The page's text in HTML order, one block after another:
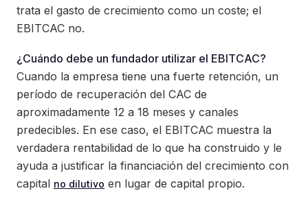
trata el gasto de crecimiento como un coste; el
EBITCAC no.
¿Cuándo debe un fundador utilizar el EBITCAC?
Cuando la empresa tiene una fuerte retención, un
período de recuperación del CAC de
aproximadamente 12 a 18 meses y canales
predecibles. En ese caso, el EBITCAC muestra la
verdadera rentabilidad de lo que ha construido y le
ayuda a justificar la financiación del crecimiento con
capital no dilutivo en lugar de capital propio.